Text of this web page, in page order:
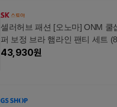
셀러허브 패션 [오노마] ONM 쿨
퍼 보정 브라 햄라인 팬티 세트
43,930원